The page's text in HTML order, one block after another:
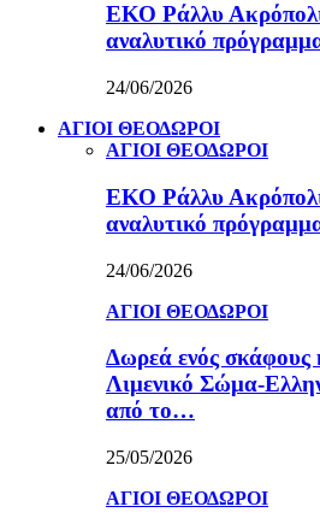
ΕΚΟ Ράλλυ
αναλυτικό
24/06/2026
ΑΓΙΟΙ ΘΕΟΔΩΡΟΙ
ΑΓΙΟΙ ΘΕΟΔΩΡΟΙ
ΕΚΟ Ράλλυ
αναλυτικό
24/06/2026
ΑΓΙΟΙ ΘΕΟΔΩΡΟΙ
Δωρεά ενός σκάφους
Λιμενικό Σώμα-
από το…
25/05/2026
ΑΓΙΟΙ ΘΕΟΔΩΡΟΙ